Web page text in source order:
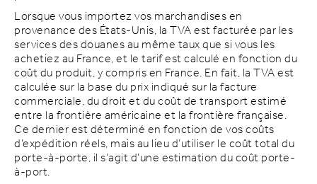
Lorsque vous importez vos marchandises en
provenance des États-Unis, la TVA est facturée par les
services des douanes au même taux que si vous les
achetiez au France, et le tarif est calculé en fonction du
coût du produit, y compris en France. En fait, la TVA est
calculée sur la base du prix indiqué sur la facture
commerciale, du droit et du coût de transport estimé
entre la frontière américaine et la frontière française.
Ce dernier est déterminé en fonction de vos coûts
d’expédition réels, mais au lieu d’utiliser le coût total du
porte-à-porte, il s’agit d’une estimation du coût porte-
à-port.